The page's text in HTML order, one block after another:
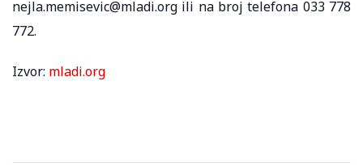
nejla.memisevic@mladi.org ili na broj telefona 033 778
772.
Izvor: mladi.org